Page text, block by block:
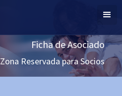
Ficha de Asociado
Reservada para Socios